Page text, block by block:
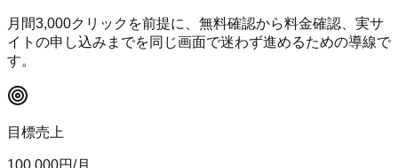
月間3,000クリックを前提に、無料確認から料金確認、実サ
イトの申し込みまでを同じ画面で迷わず進めるための導線で
す。
目標売上
100,000円/月